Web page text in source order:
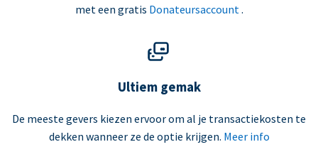
met een gratis Donateursaccount.
Ultiem gemak
De meeste gevers kiezen ervoor om al je transactiekosten te
dekken wanneer ze de optie krijgen. Meer info